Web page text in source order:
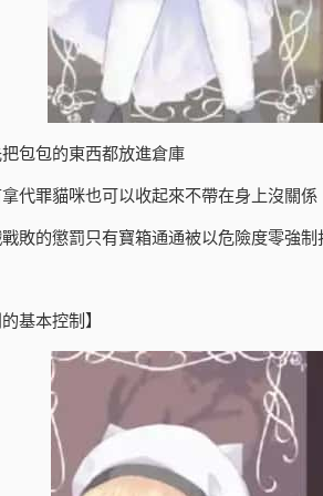
包包的東西都放進倉庫
代罪貓咪也可以收起來不帶在身上沒關係
敗的懲罰只有寶箱通通被以危險度零強制
的基本控制】